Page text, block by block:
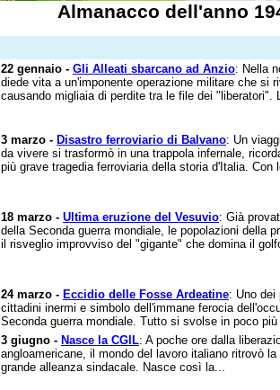
Almanacco dell'anno
22 gennaio - Gli Alleati sbarcano ad Anzio: Nella
diede vita a un'imponente operazione militare che si
causando migliaia di perdite tra le file dei "liberatori".
3 marzo - Disastro ferroviario di Balvano: Un
da vivere si trasformò in una trappola infernale,
più grave tragedia ferroviaria della storia d'Italia. Con
18 marzo - Ultima eruzione del Vesuvio: Già
della Seconda guerra mondiale, le popolazioni della
il risveglio improvviso del "gigante" che domina il
24 marzo - Eccidio delle Fosse Ardeatine: Uno dei
cittadini inermi e simbolo dell'immane ferocia
Seconda guerra mondiale. Tutto si svolse in poco
3 giugno - Nasce la CGIL: A poche ore dalla
angloamericane, il mondo del lavoro italiano ritrovò
grande alleanza sindacale. Nasce così la...